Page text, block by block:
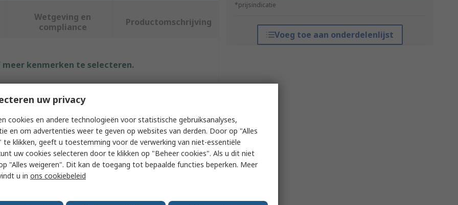
*prijsindicatie
Voeg toe aan onderdelenlijst
Wetgeving en
compliance
Productomschrijving
kenmerken te selecteren.
HMI Enclosure
Millennium 3 Kit
HMI
uw privacy
cookies en andere technologieën voor statistische gebruiksanalyses,
en om advertenties weer te geven op websites van derden. Door op "Alles
te klikken, geeft u toestemming voor de verwerking van niet-essentiële
uw cookies selecteren door te klikken op "Beheer cookies". Als u dit niet
"Alles weigeren". Dit kan de toegang tot bepaalde functies beperken. Meer
u in ons cookiebeleid